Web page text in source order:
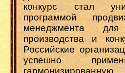
конкурс стал
программой
менеджмента для
производства и
Российские
успешно